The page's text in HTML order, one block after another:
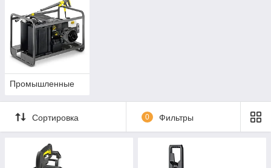
Промышленные
Сортировка 0 Фильтры